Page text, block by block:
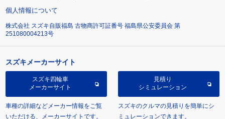
個人情報について
株式会社 スズキ自販福島 古物商許可証番号 福島県公安委員会 第
251080004213号
スズキメーカーサイト
スズキ四輪車
メーカーサイト
車種の詳細などメーカー情報をご覧
いただける、メーカーサイトです。
見積り
シミュレーション
スズキのクルマの見積りを簡単にシ
ミュレーションできます。